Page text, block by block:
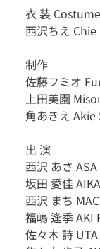
衣 装 Costume
西沢ちえ
制作
佐藤フミオ
上田美園
角あきえ
出 演
西沢 あさ
坂田 愛佳
西沢 まち
福嶋 逢季 AKI
佐々木 詩 UTA